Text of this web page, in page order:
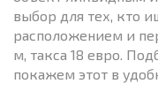
выбор для тех, кто
расположением и
м, такса 18 евро.
покажем этот в